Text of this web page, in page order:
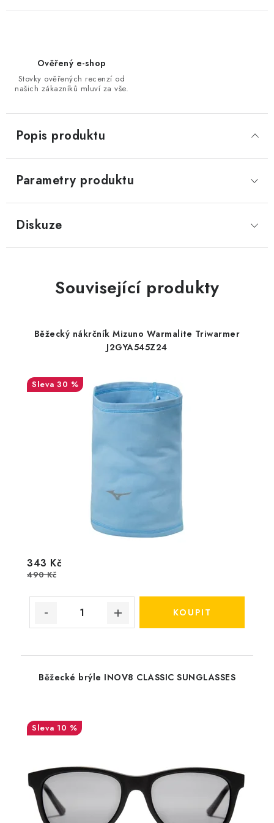
Ověřený e-shop
Stovky ověřených recenzí od
našich zákazníků mluví za vše.
Popis produktu
Parametry produktu
Diskuze
Související produkty
Běžecký nákrčník Mizuno Warmalite Triwarmer
J2GYA545Z24
30 %
343 Kč
490 Kč
Běžecké brýle INOV8 CLASSIC SUNGLASSES
10 %